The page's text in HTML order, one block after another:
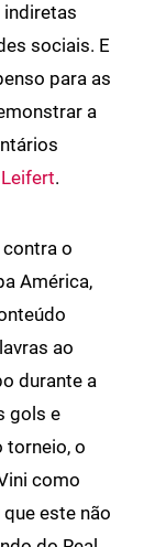
indiretas
sociais. E
para as
a
.
o
América,
ao
durante a
gols e
torneio, o
como
este não